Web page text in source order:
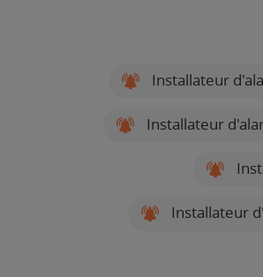
Installateur
Installateur
Installateur